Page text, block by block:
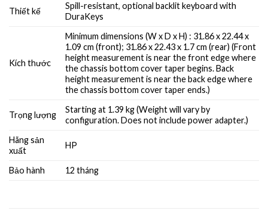
Thiết kế
Spill-resistant, optional backlit keyboard with
DuraKeys
Kích thước
Minimum dimensions (W x D x H) : 31.86 x 22.44 x
1.09 cm (front); 31.86 x 22.43 x 1.7 cm (rear) (Front
height measurement is near the front edge where
the chassis bottom cover taper begins. Back
height measurement is near the back edge where
the chassis bottom cover taper ends.)
Trọng lượng
Starting at 1.39 kg (Weight will vary by
configuration. Does not include power adapter.)
Hãng sản
xuất
HP
Bảo hành 12 tháng